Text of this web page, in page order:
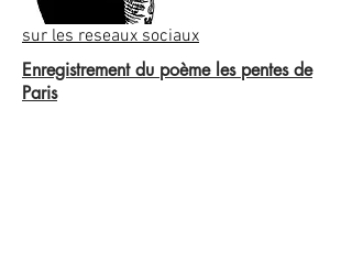
sur les reseaux sociaux
Enregistrement du poème les pentes de
Paris